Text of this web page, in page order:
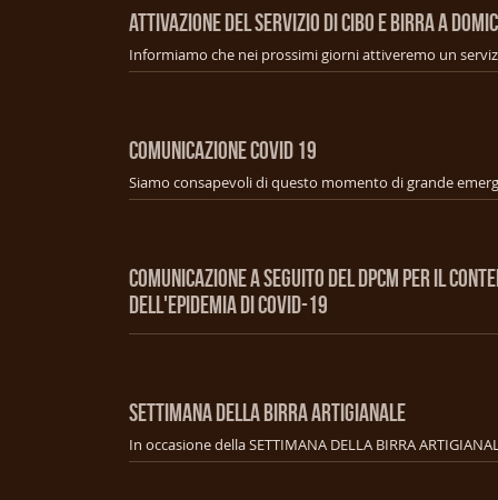
ATTIVAZIONE DEL SERVIZIO DI CIBO E BIRRA A
COMUNICAZIONE COVID 19
COMUNICAZIONE A SEGUITO DEL DPCM PER IL
DELL'EPIDEMIA DI COVID-19
SETTIMANA DELLA BIRRA ARTIGIANALE